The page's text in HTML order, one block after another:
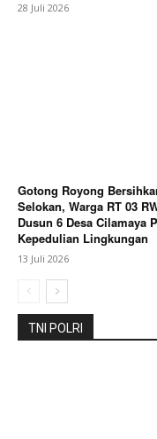
28 Juli 2026
Gotong Royong
Selokan, Warga RT 03
Dusun 6 Desa Cilamaya
Kepedulian Lingkungan
13 Juli 2026
TNI POLRI